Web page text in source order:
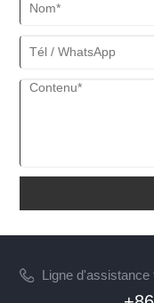
professionnels du travail
Ligne d'assistance